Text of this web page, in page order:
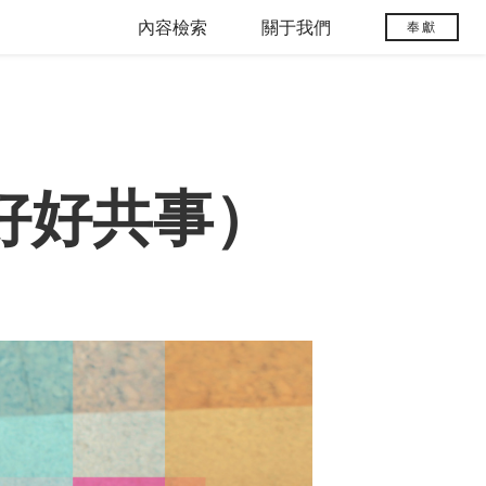
內容檢索 關于我們 奉獻
共事）